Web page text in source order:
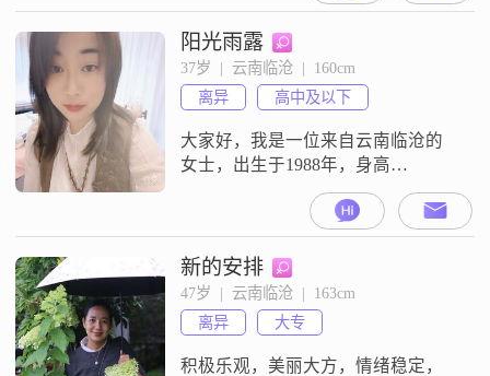
总是爱笑，面对生活的各种挑战，
我都能保持乐观积极的态度。我热
爱生活，尤其喜欢美食烹饪和制定
旅行攻略，这些活动让我感到非常
快乐和满足。我认为自己是一个善
解人意的人，能够理解和关心他人
的感受
阳光雨露
37岁  |  云南临沧  |  160cm
离异
高中及以下
大家好，我是一位来自云南临沧的
女士，出生于1988年，身高
160cm##3002##我的收入在3000元以
下，目前仍在努力提升自己的经济
能力##3002##虽然我的学历是高中
及以下，但我相信，生活中的智慧
和经验远比书本上的知识来得更实
用##3002##我性格开朗，总是爱
笑，这让我的生活充满了阳光
##3002##我独立自
新的安排
47岁  |  云南临沧  |  163cm
离异
大专
积极乐观，美丽大方，情绪稳定，